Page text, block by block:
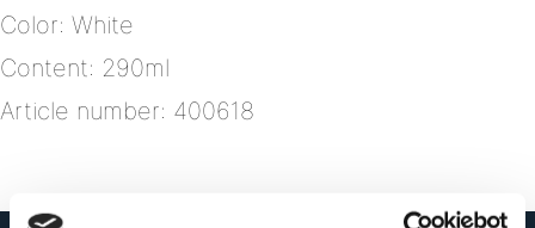
Color: White
Content: 290ml
Article number: 400618